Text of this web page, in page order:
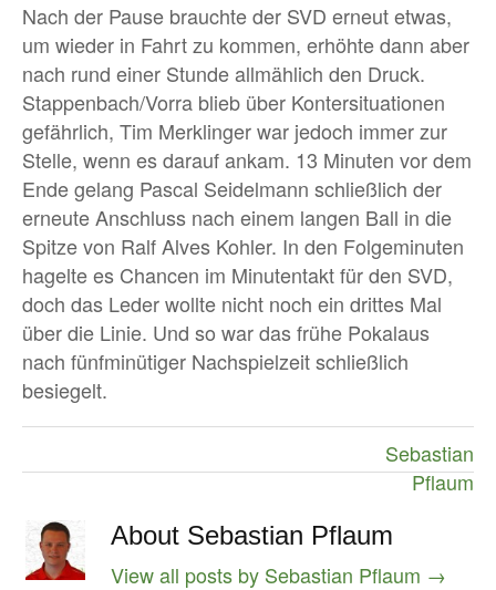
Nach der Pause brauchte der SVD erneut etwas,
um wieder in Fahrt zu kommen, erhöhte dann aber
nach rund einer Stunde allmählich den Druck.
Stappenbach/Vorra blieb über Kontersituationen
gefährlich, Tim Merklinger war jedoch immer zur
Stelle, wenn es darauf ankam. 13 Minuten vor dem
Ende gelang Pascal Seidelmann schließlich der
erneute Anschluss nach einem langen Ball in die
Spitze von Ralf Alves Kohler. In den Folgeminuten
hagelte es Chancen im Minutentakt für den SVD,
doch das Leder wollte nicht noch ein drittes Mal
über die Linie. Und so war das frühe Pokalaus
nach fünfminütiger Nachspielzeit schließlich
besiegelt.
Sebastian
Pflaum
About Sebastian Pflaum
View all posts by Sebastian Pflaum →